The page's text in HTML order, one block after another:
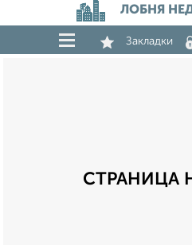
ЛОБНЯ
Закладки
СТРАНИЦА